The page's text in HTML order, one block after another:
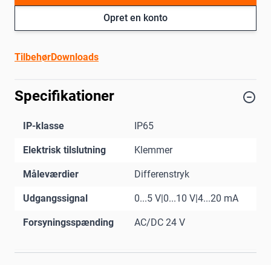
Opret en konto
TilbehørDownloads
Specifikationer
IP-klasse IP65
Elektrisk tilslutning Klemmer
Måleværdier Differenstryk
Udgangssignal 0...5 V|0...10 V|4...20 mA
Forsyningsspænding AC/DC 24 V